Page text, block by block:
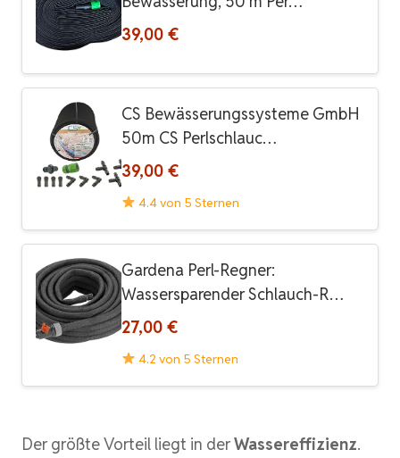
39,00 €
CS Bewässerungssysteme GmbH
50m CS Perlschlauc…
39,00 €
4.4 von 5 Sternen
Gardena Perl-Regner:
Wassersparender Schlauch-R…
27,00 €
4.2 von 5 Sternen
Der größte Vorteil liegt in derWassereffizienz.